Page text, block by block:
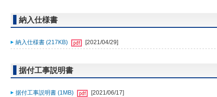
納入仕様書
納入仕様書 (217KB) [2021/04/29]
据付工事説明書
据付工事説明書 (1MB)
[2021/06/17]